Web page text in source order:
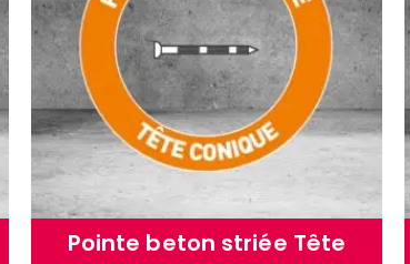
Pointe beton striée Tête